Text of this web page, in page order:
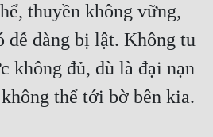
thuyền không vững,
dễ dàng bị lật. Không tu
không đủ, dù là đại nạn
thể tới bờ bên kia.